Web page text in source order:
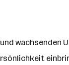
wachsenden